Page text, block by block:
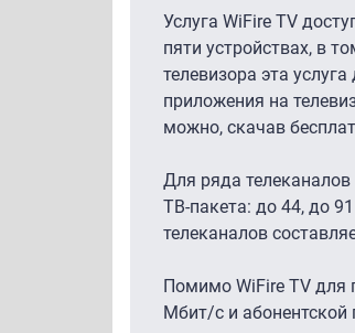
Услуга WiFire TV
пяти устройствах, в
телевизора эта
приложения на
можно, скачав
Для ряда телеканалов
ТВ-пакета: до 44, до
телеканалов
Помимо WiFire TV для
Мбит/с и абонентской